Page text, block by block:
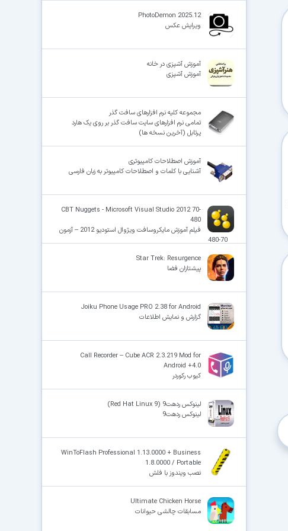
PhotoDemon 2025.12
ویرایش عکس
آموزش آشپزی در خانه
آموزش آشپزی
مجموعه کلیه نرم افزارهای سافت گذر
تمامی نرم افزارهای سایت سافت گذر بر روی یک هارد
پرتابل (آخرین نسخه ها)
آموزش اصطلاحات کامپیوتری
آشنایی با کلمات و اصطلاحات کامپیوتر به زبان فارسی
CBT Nuggets - Microsoft Visual Studio 2012 70-
480
فیلم آموزش مایکروسافت ویژوال استودیو 2012 – آزمون
70-480
Star Trek: Resurgence
پیشتازان فضا
Joiku Phone Usage PRO 2.38 for Android
گزارش و نمایش اطلاعات
Call Recorder – Cube ACR 2.3.219 Mod for
Android +4.0
کیوب رکوردر
لینوکس ردهت9 (Red Hat Linux 9)
لینوکس ردهت9
WinToFlash Professional 1.13.0000 + Business
1.8.0000 / Portable
نصب ویندوز با فلش
Ultimate Chicken Horse
مسابقات چالشی حیوانات